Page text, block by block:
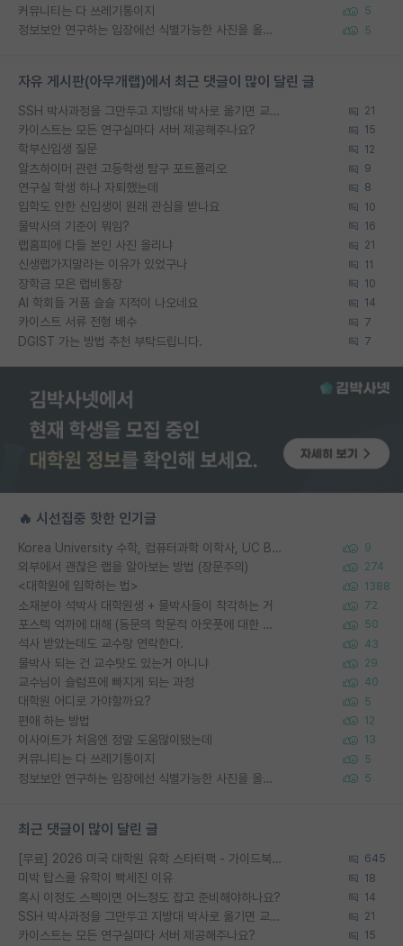
커뮤니티는 다 쓰레기통이지 5
정보보안 연구하는 입장에선 식별가능한 사진을 올리는건 비추이긴함 5
자유 게시판(아무개랩)에서 최근 댓글이 많이 달린 글
SSH 박사과정을 그만두고 지방대 박사로 옮기면 교수의 꿈은 끝일까요? 21
카이스트는 모든 연구실마다 서버 제공해주나요? 15
학부신입생 질문 12
알츠하이머 관련 고등학생 탐구 포트폴리오 9
연구실 학생 하나 자퇴했는데 8
입학도 안한 신입생이 원래 관심을 받나요 10
물박사의 기준이 뭐임? 16
랩홈피에 다들 본인 사진 올리냐 21
신생랩가지말라는 이유가 있었구나 11
장학금 모은 랩비통장 10
AI 학회들 거품 슬슬 지적이 나오네요 14
카이스트 서류 전형 배수 7
DGIST 가는 방법 추천 부탁드립니다. 7
🔥 시선집중 핫한 인기글
Korea University 수학, 컴퓨터과학 이학사, UC Berkeley 산업공학 대학원 공학박사가 되는 것은 쉽지 않겠죠? 9
외부에서 괜찮은 랩을 알아보는 방법 (장문주의) 274
<대학원에 입학하는 법> 1388
소재분야 석박사 대학원생 + 물박사들이 착각하는 거 72
포스텍 억까에 대해 (동문의 학문적 아웃풋에 대한 반박) 50
석사 받았는데도 교수랑 연락한다. 43
물박사 되는 건 교수탓도 있는거 아니냐 29
교수님이 슬럼프에 빠지게 되는 과정 40
대학원 어디로 가야할까요? 5
편애 하는 방법 12
이사이트가 처음엔 정말 도움많이됐는데 13
커뮤니티는 다 쓰레기통이지 5
정보보안 연구하는 입장에선 식별가능한 사진을 올리는건 비추이긴함 5
최근 댓글이 많이 달린 글
[무료] 2026 미국 대학원 유학 스타터팩 - 가이드북 & 합격자 컨택메일 템플릿 645
미박 탑스쿨 유학이 빡세진 이유 18
혹시 이정도 스펙이면 어느정도 잡고 준비해야하나요? 14
SSH 박사과정을 그만두고 지방대 박사로 옮기면 교수의 꿈은 끝일까요? 21
카이스트는 모든 연구실마다 서버 제공해주나요? 15